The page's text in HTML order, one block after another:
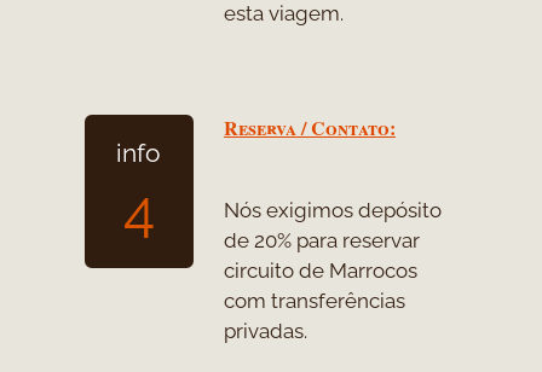
esta viagem.
Reserva / Contato:
Nós exigimos depósito
de 20% para reservar
circuito de Marrocos
com transferências
privadas.
info
4